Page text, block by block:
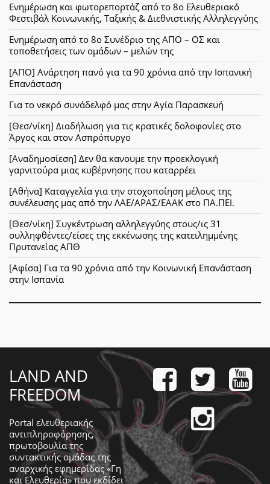
Ενημέρωση και φωτορεπορτάζ από το 8ο Ελευθεριακό
Φεστιβάλ Κοινωνικής, Ταξικής & Διεθνιστικής Αλληλεγγύης
Ενημέρωση από το 8ο Συνέδριο της ΑΠΟ – ΟΣ και
τοποθετήσεις των ομάδων – μελών της
[ΑΠΟ] Ανάρτηση πανό για τα 90 χρόνια από την Ισπανική
Επανάσταση
Για το νεκρό συνάδελφό μας στην Αγία Παρασκευή
[Θεσ/νίκη] Διαδήλωση για τις κρατικές δολοφονίες στο
Άργος και στον Ασπρόπυργο
[Αναδημοσίεση] Δεν θα κανουμε την προεκλογική
γαρνιτούρα μιας κυβέρνησης που καταρρέει
[Αθήνα] Καταγγελία για την στοχοποίηση μέλους της
συνέλευσης μας από την ΛΑΕ/ΑΡΑΣ/ΕΑΑΚ στο ΠΑ.ΠΕΙ.
[Θεσ/νίκη] Συγκέντρωση αλληλεγγύης στους/ις 31
συλληφθέντες/είσες της εκκένωσης της κατειλημμένης
Πρυτανείας ΑΠΘ
[Αφίσα] Για τα 90 χρόνια από την Κοινωνική Επανάσταση
στην Ισπανία
LAND AND
FREEDOM
Portal ελευθεριακής
αντιπληροφόρησης,
πρωτοβουλία της
συντακτικής ομάδας της
αναρχικής εφημερίδας «Γη
και Ελευθερία» που εκδίδει